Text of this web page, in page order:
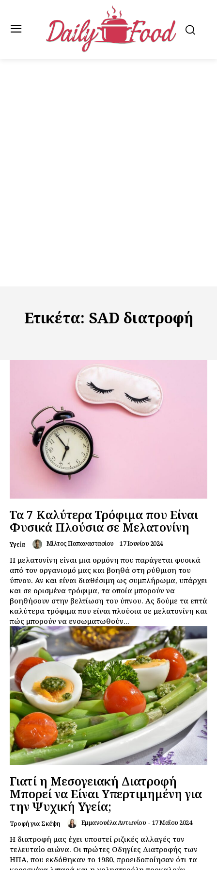
Ετικέτα: SAD διατροφή
Τα 7 Καλύτερα Τρόφιμα που Είναι
Φυσικά Πλούσια σε Μελατονίνη
Υγεία Μίλτος Παπαναστασίου - 17 Ιουνίου 2024
Η μελατονίνη είναι μια ορμόνη που παράγεται φυσικά
από τον οργανισμό μας και βοηθά στη ρύθμιση του
ύπνου. Αν και είναι διαθέσιμη ως συμπλήρωμα, υπάρχει
και σε ορισμένα τρόφιμα, τα οποία μπορούν να
βοηθήσουν στην βελτίωση του ύπνου. Ας δούμε τα επτά
καλύτερα τρόφιμα που είναι πλούσια σε μελατονίνη και
πώς μπορούν να ενσωματωθούν...
Γιατί η Μεσογειακή Διατροφή
Μπορεί να Είναι Υπερτιμημένη για
την Ψυχική Υγεία;
Τροφή για Σκέψη Εμμανουέλα Αντωνίου - 17 Μαΐου 2024
Η διατροφή μας έχει υποστεί ριζικές αλλαγές τον
τελευταίο αιώνα. Οι πρώτες Οδηγίες Διατροφής των
ΗΠΑ, που εκδόθηκαν το 1980, προειδοποίησαν ότι τα